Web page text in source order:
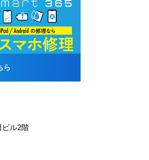
ビル2階